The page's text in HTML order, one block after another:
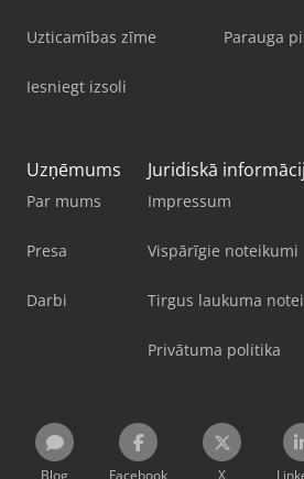
Uzticamības zīme
Iesniegt izsoli
Parauga
Uzņēmums
Par mums
Presa
Darbi
Juridiskā
Impressum
Vispārīgie noteikumi
Tirgus laukuma
Privātuma politika